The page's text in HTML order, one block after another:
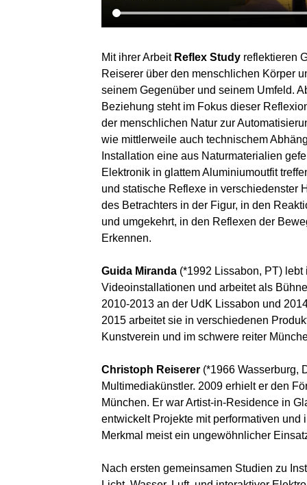
Mit ihrer Arbeit Reflex Study reflektieren
Reiserer über den menschlichen Körper
seinem Gegenüber und seinem Umfeld.
Beziehung steht im Fokus dieser
der menschlichen Natur zur
wie mittlerweile auch technischem
Installation eine aus Naturmaterialien
Elektronik in glattem Aluminiumoutfit
und statische Reflexe in verschiedenster
des Betrachters in der Figur, in den
und umgekehrt, in den Reflexen der
Erkennen.
Guida Miranda (*1992 Lissabon, PT)
Videoinstallationen und arbeitet als
2010-2013 an der UdK Lissabon und
2015 arbeitet sie in verschiedenen
Kunstverein und im schwere reiter
Christoph Reiserer (*1966 Wasserburg,
Multimediakünstler. 2009 erhielt er den
München. Er war Artist-in-Residence in
entwickelt Projekte mit performativen und
Merkmal meist ein ungewöhnlicher
Nach ersten gemeinsamen Studien zu